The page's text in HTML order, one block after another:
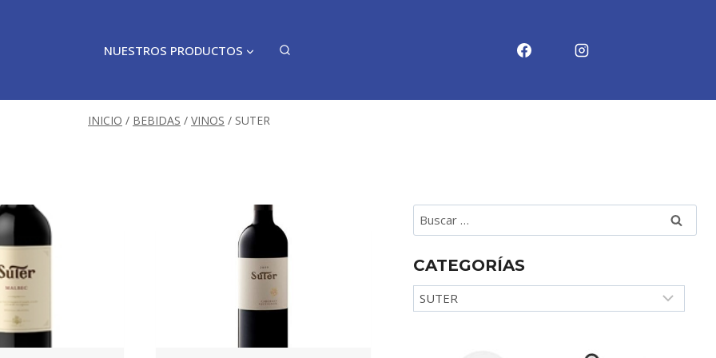
NUESTROS PRODUCTOS
INICIO / BEBIDAS / VINOS / SUTER
Buscar:
CATEGORÍAS
Categorías